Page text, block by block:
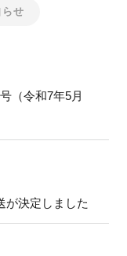
せ
（令和7年5月
が決定しました